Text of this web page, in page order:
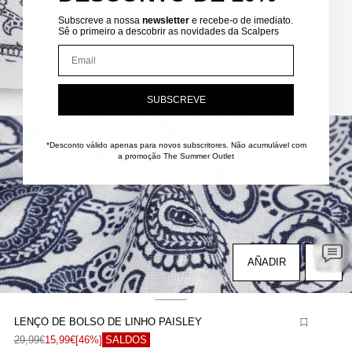
LENÇO DE BOLSO DE LINHO PAISLEY
29,99€15,99€[46%] SALDOS
AÑADIR
Subscreve a nossa newsletter e recebe-o de imediato.
Sê o primeiro a descobrir as novidades da Scalpers
Email
SUBSCREVE
*Desconto válido apenas para novos subscritores. Não acumulável com
a promoção The Summer Outlet